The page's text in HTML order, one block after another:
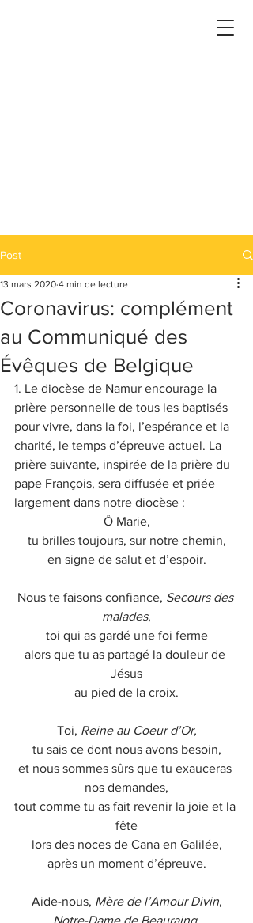
Post
Coronavirus: complément
au Communiqué des
Évêques de Belgique
13 mars 2020 4 min de lecture
1. Le diocèse de Namur encourage la
prière personnelle de tous les baptisés
pour vivre, dans la foi, l’espérance et la
charité, le temps d’épreuve actuel. La
prière suivante, inspirée de la prière du
pape François, sera diffusée et priée
largement dans notre diocèse :
Ô Marie,
tu brilles toujours, sur notre chemin,
en signe de salut et d’espoir.
Nous te faisons confiance, Secours des
malades,
toi qui as gardé une foi ferme
alors que tu as partagé la douleur de
Jésus
au pied de la croix.
Toi, Reine au Coeur d’Or,
tu sais ce dont nous avons besoin,
et nous sommes sûrs que tu exauceras
nos demandes,
tout comme tu as fait revenir la joie et la
fête
lors des noces de Cana en Galilée,
après un moment d’épreuve.
Aide-nous, Mère de l’Amour Divin,
Notre-Dame de Beauraing,